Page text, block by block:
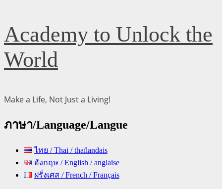
Skip
to
content
Academy to Unlock the
World
Make a Life, Not Just a Living!
ภาษา/Language/Langue
ไทย / Thai / thaïlandais
อังกฤษ / English / anglaise
ฝรั่งเศส / French / Français